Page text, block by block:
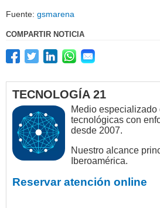
Fuente: gsmarena
COMPARTIR NOTICIA
TECNOLOGÍA 21
Medio
tecnológicas con
desde 2007.
Nuestro alcance
Iberoamérica.
Reservar atención online